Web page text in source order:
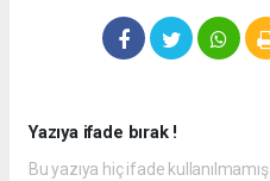
Yazıya ifade bırak !
Bu yazıya hiç ifade